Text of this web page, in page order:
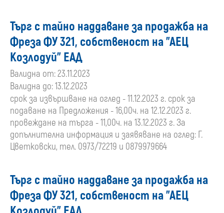
Търг с тайно наддаване за продажба на
Фреза ФУ 321, собственост на "АЕЦ
Козлодуй" ЕАД
Валидна от: 23.11.2023
Валидна до: 13.12.2023
срок за извършване на оглед - 11.12.2023 г. срок за
подаване на Предложения - 16,00ч. на 12.12.2023 г.
провеждане на търга - 11,00ч. на 13.12.2023 г. За
допълнителна информация и заявяване на оглед: Г.
Цветковски, тел. 0973/72219 и 0879979664
Търг с тайно наддаване за продажба на
Фреза ФУ 321, собственост на "АЕЦ